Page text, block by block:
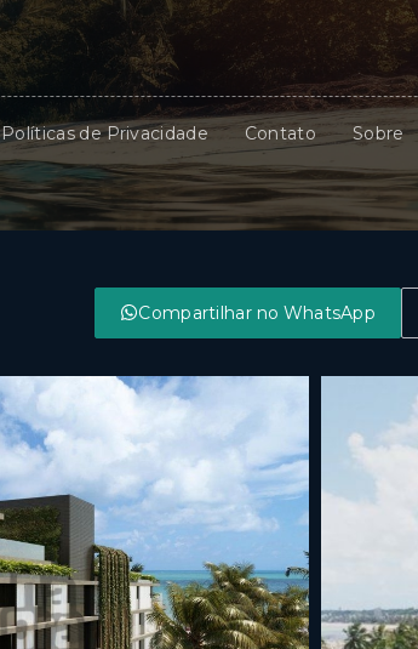
Políticas de Privacidade Contato Sobre
Compartilhar no WhatsApp